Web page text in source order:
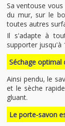
Sa ventouse
du mur, sur le
toutes autres
Il s'adapte à
supporter jusqu'à
Séchage optimal
Ainsi pendu, le
et le sèche
gluant.
Le porte-savon